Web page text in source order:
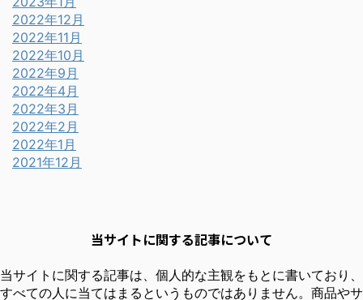
2023年1月
2022年12月
2022年11月
2022年10月
2022年9月
2022年4月
2022年3月
2022年2月
2022年1月
当サイトに関する記事は、個人的な主観をもとに書いており、